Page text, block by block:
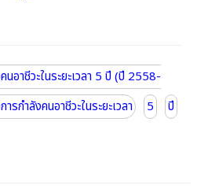
อาชีวะในระยะเวลา 5 ปี (ปี 2558-
กำลังคนอาชีวะในระยะเวลา 5
ปี